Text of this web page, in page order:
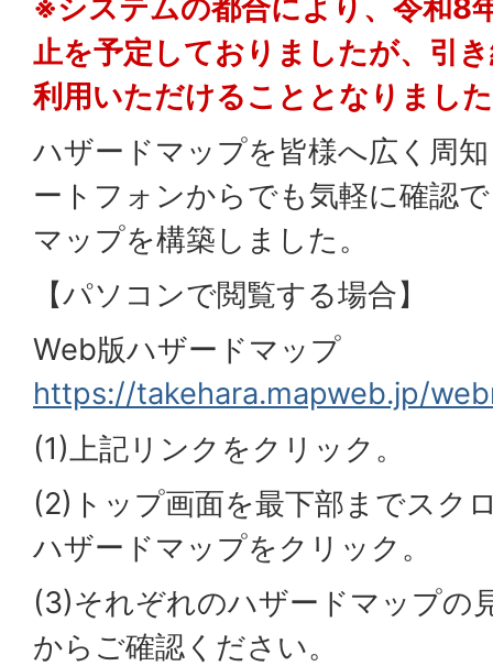
※システムの都合により、令和8
止を予定しておりましたが、引
利用いただけることとなりまし
ハザードマップを皆様へ広く周
ートフォンからでも気軽に確認
マップを構築しました。
【パソコンで閲覧する場合】
Web版ハザードマップ
https://takehara.mapweb.jp/
(1)上記リンクをクリック。
(2)トップ画面を最下部までスク
ハザードマップをクリック。
(3)それぞれのハザードマップの
からご確認ください。